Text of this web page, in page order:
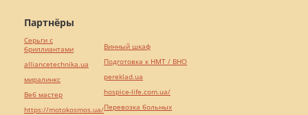
Партнёры
Серьги с
бриллиантами
alliancetechnika.ua
миралинкс
Веб мастер
https://motokosmos.ua/
Винный шкаф
Подготовка к НМТ / ВНО
pereklad.ua
hospice-life.com.ua/
Перевозка больных